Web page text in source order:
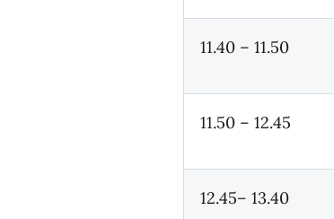
11.40 – 11.50
11.50 – 12.45
12.45– 13.40